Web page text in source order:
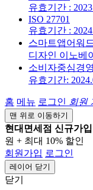
유효기간 :
ISO 27701
유효기간 :
스마트앱어워
디자인 이노베
소비자중심경
유효기간:
홈 메뉴 로그인 회원
맨 위로 이동하기
현대면세점 신규가
원 + 최대 10% 할인
회원가입 로그인
레이어 닫기
닫기